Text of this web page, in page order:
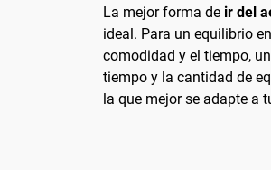
La mejor forma de ir del
ideal. Para un equilibrio
comodidad y el tiempo,
tiempo y la cantidad de
la que mejor se adapte a